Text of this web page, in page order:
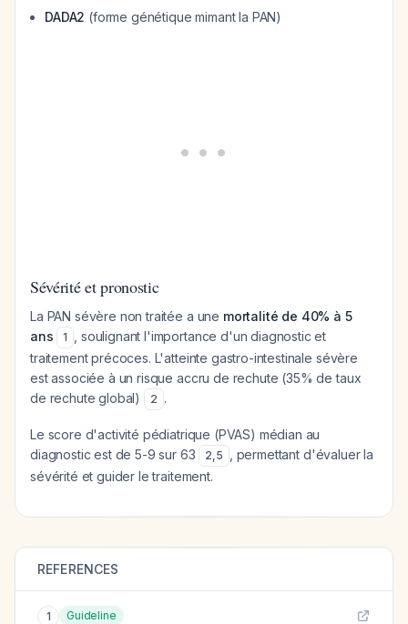
DADA2 (forme génétique mimant la PAN)
Sévérité et pronostic
La PAN sévère non traitée a une mortalité de 40% à 5
ans
1
, soulignant l'importance d'un diagnostic et
traitement précoces. L'atteinte gastro-intestinale sévère
est associée à un risque accru de rechute (35% de taux
de rechute global)
2 .
Le score d'activité pédiatrique (PVAS) médian au
diagnostic est de 5-9 sur 63
2,5
, permettant d'évaluer la
sévérité et guider le traitement.
REFERENCES
1 Guideline